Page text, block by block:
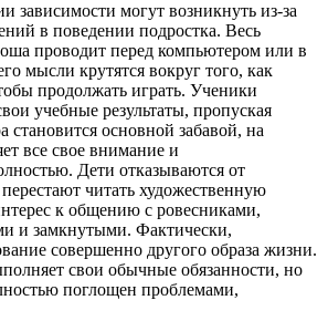
зависимости могут возникнуть из-за
в поведении подростка. Весь
проводит перед компьютером или в
мысли крутятся вокруг того, как
продолжать играть. Ученики
учебные результаты, пропуская
становится основной забавой, на
все свое внимание и
Дети отказываются от
читать художественную
к общению с ровесниками,
и замкнутыми. Фактически,
совершенно другого образа жизни.
свои обычные обязанности, но
поглощен проблемами,